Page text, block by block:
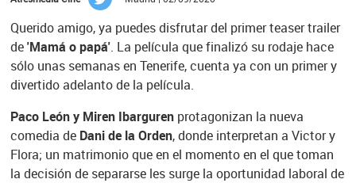
Querido amigo, ya puedes disfrutar del primer teaser trailer
de'Mamá o papá'. La película que finalizó su rodaje hace
sólo unas semanas en Tenerife, cuenta ya con un primer y
divertido adelanto de la película.
Paco León y Miren Ibargurenprotagonizan la nueva
comedia de Dani de la Orden, donde interpretan a Victor y
Flora; un matrimonio que en el momento en el que toman
la decisión de separarse les surge la oportunidad laboral de